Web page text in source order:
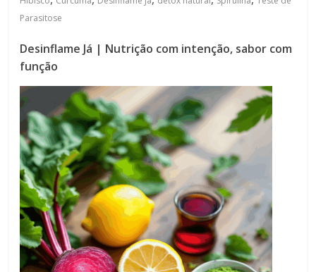
Parasitose
Desinflame Já | Nutrição com intenção, sabor com
função